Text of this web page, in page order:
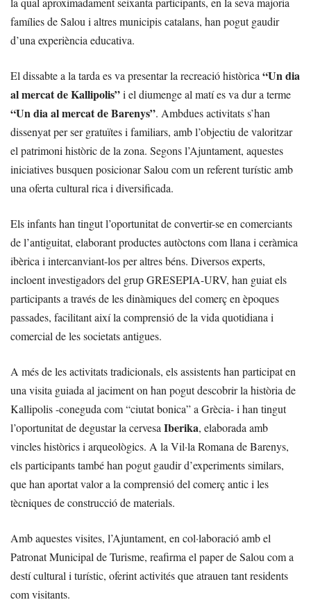
famílies de Salou i altres municipis catalans, han pogut gaudir
d’una experiència educativa.
El dissabte a la tarda es va presentar la recreació històrica “Un dia
al mercat de Kallipolis”i el diumenge al matí es va dur a terme
“Un dia al mercat de Barenys”. Ambdues activitats s’han
dissenyat per ser gratuïtes i familiars, amb l’objectiu de valoritzar
el patrimoni històric de la zona. Segons l’Ajuntament, aquestes
iniciatives busquen posicionar Salou com un referent turístic amb
una oferta cultural rica i diversificada.
Els infants han tingut l’oportunitat de convertir-se en comerciants
de l’antiguitat, elaborant productes autòctons com llana i ceràmica
ibèrica i intercanviant-los per altres béns. Diversos experts,
incloent investigadors del grup GRESEPIA-URV, han guiat els
participants a través de les dinàmiques del comerç en èpoques
passades, facilitant així la comprensió de la vida quotidiana i
comercial de les societats antigues.
A més de les activitats tradicionals, els assistents han participat en
una visita guiada al jaciment on han pogut descobrir la història de
Kallipolis -coneguda com “ciutat bonica” a Grècia- i han tingut
l’oportunitat de degustar la cervesa Iberika, elaborada amb
vincles històrics i arqueològics. A la Vil·la Romana de Barenys,
els participants també han pogut gaudir d’experiments similars,
que han aportat valor a la comprensió del comerç antic i les
tècniques de construcció de materials.
Amb aquestes visites, l’Ajuntament, en col·laboració amb el
Patronat Municipal de Turisme, reafirma el paper de Salou com a
destí cultural i turístic, oferint activités que atrauen tant residents
com visitants.